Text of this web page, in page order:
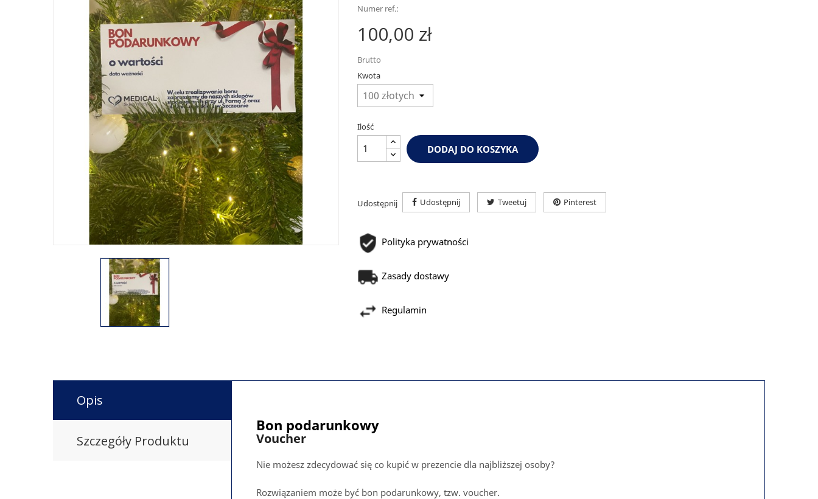
Numer ref.:
100,00 zł
Brutto
Kwota
Ilość
DODAJ DO KOSZYKA
Udostępnij Udostępnij Tweetuj Pinterest
Polityka prywatności
Zasady dostawy
Regulamin
Opis
Szczegóły Produktu
Bon podarunkowy
Voucher
Nie możesz zdecydować się co kupić w prezencie dla najbliższej osoby?
Rozwiązaniem może być bon podarunkowy, tzw. voucher.